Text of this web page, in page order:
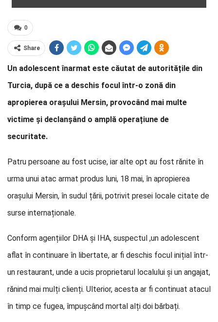
0
Share
Un adolescent înarmat este căutat de autoritățile din
Turcia, după ce a deschis focul într-o zonă din
apropierea orașului Mersin, provocând mai multe
victime și declanșând o amplă operațiune de
securitate.
Patru persoane au fost ucise, iar alte opt au fost rănite în
urma unui atac armat produs luni, 18 mai, în apropierea
orașului Mersin, în sudul țării, potrivit presei locale citate de
surse internaționale.
Conform agențiilor DHA și IHA, suspectul ,un adolescent
aflat în continuare în libertate, ar fi deschis focul inițial într-
un restaurant, unde a ucis proprietarul localului și un angajat,
rănind mai mulți clienți. Ulterior, acesta ar fi continuat atacul
în timp ce fugea, împușcând mortal alți doi bărbați.